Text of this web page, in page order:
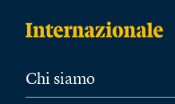
Chi siamo